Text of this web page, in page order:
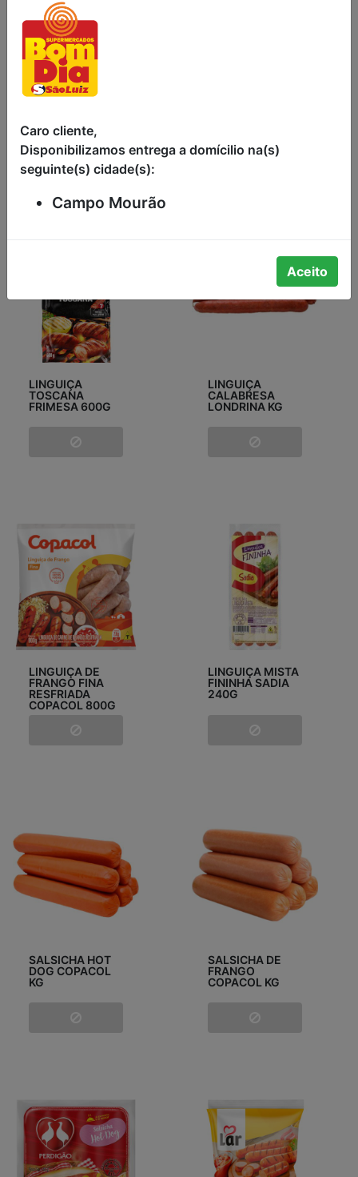
LINGUIÇA
PERDIGÃO NA
LINGUIÇA
TOSCANA
FRIMESA 600G
LINGUIÇA
CALABRESA
LONDRINA KG
LINGUIÇA DE
FRANGO FINA
RESFRIADA
COPACOL 800G
LINGUIÇA MISTA
FININHA SADIA
240G
SALSICHA HOT
DOG COPACOL
KG
SALSICHA DE
FRANGO
COPACOL KG
Caro cliente,
Disponibilizamos entrega a domícilio na(s)
seguinte(s) cidade(s):
Campo Mourão
Aceito